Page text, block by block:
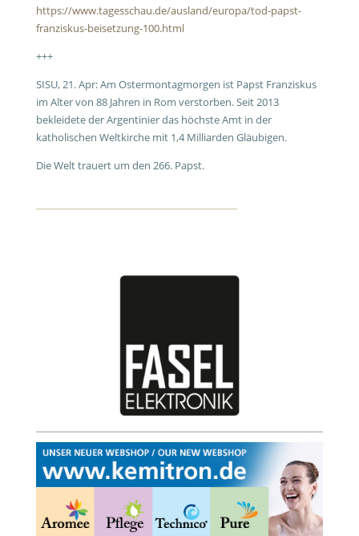
https://www.tagesschau.de/ausland/europa/tod-papst-
franziskus-beisetzung-100.html
+++
SISU, 21. Apr: Am Ostermontagmorgen ist Papst Franziskus
im Alter von 88 Jahren in Rom verstorben. Seit 2013
bekleidete der Argentinier das höchste Amt in der
katholischen Weltkirche mit 1,4 Milliarden Gläubigen.
Die Welt trauert um den 266. Papst.